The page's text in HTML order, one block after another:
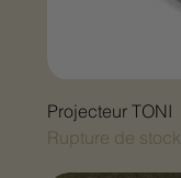
Projecteur TONI
Rupture de stock